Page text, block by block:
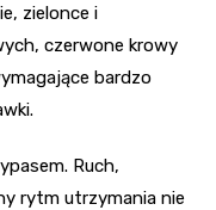
zielonce i
czerwone krowy
bardzo
Ruch,
rytm utrzymania nie